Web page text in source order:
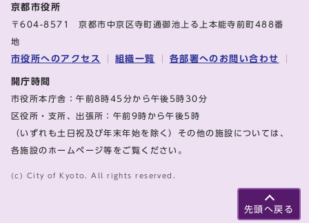
先頭へ戻る
京都市役所
〒604-8571 京都市中京区寺町通御池上る上本能寺前町488番
地
市役所へのアクセス 組織一覧 各部署へのお問い合わせ
開庁時間
市役所本庁舎：午前8時45分から午後5時30分
区役所・支所、出張所：午前9時から午後5時
（いずれも土日祝及び年末年始を除く）その他の施設については、
各施設のホームページ等をご覧ください。
(c) City of Kyoto. All rights reserved.